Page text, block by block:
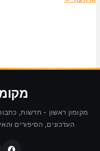
מקומון ראשון - חדשות,
העדכונים, הסיפורים